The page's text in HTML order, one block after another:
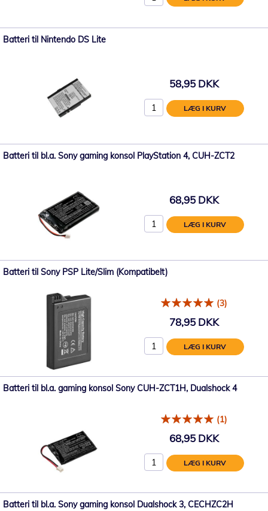
Batteri til Nintendo DS Lite
58,95 DKK
LÆG I KURV
Batteri til bl.a. Sony gaming konsol PlayStation 4, CUH-ZCT2
68,95 DKK
LÆG I KURV
Batteri til Sony PSP Lite/Slim (Kompatibelt)
(3)
78,95 DKK
LÆG I KURV
Batteri til bl.a. gaming konsol Sony CUH-ZCT1H, Dualshock 4
(1)
68,95 DKK
LÆG I KURV
Batteri til bl.a. Sony gaming konsol Dualshock 3, CECHZC2H